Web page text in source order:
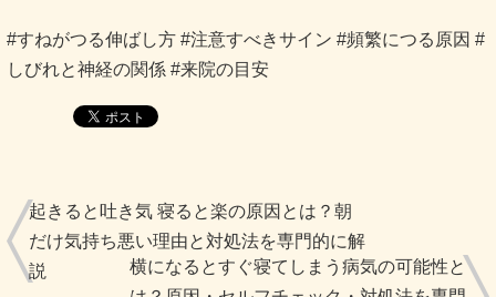
#すねがつる伸ばし方 #注意すべきサイン #頻繁につる原因 #
しびれと神経の関係 #来院の目安
起きると吐き気 寝ると楽の原因とは？朝
だけ気持ち悪い理由と対処法を専門的に解
説
横になるとすぐ寝てしまう病気の可能性と